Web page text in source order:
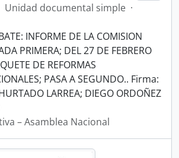
Unidad documental simple ·
INFORME DE LA COMISION
PRIMERA; DEL 27 DE FEBRERO
DE REFORMAS
PASA A SEGUNDO.. Firma:
LARREA; DIEGO ORDOÑEZ
– Asamblea Nacional